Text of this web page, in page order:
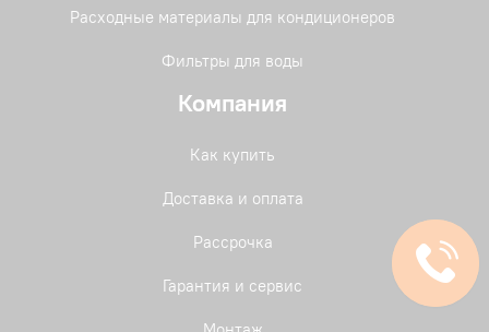
Расходные материалы для кондиционеров
Фильтры для воды
Компания
Как купить
Доставка и оплата
Рассрочка
Гарантия и сервис